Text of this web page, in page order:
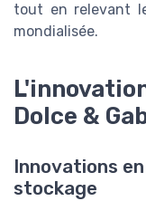
tout en relevant
mondialisée.
Dolce &
Innovations
stockage